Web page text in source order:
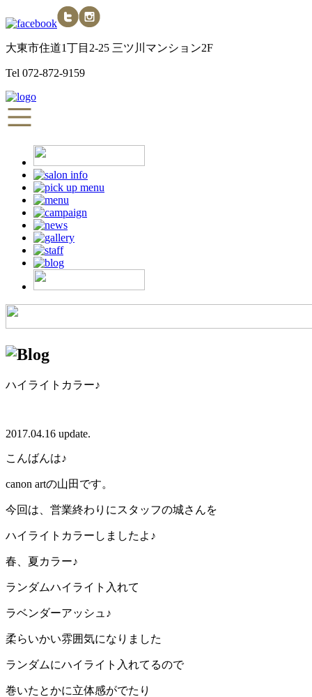
大東市住道1丁目2-25 三ツ川マンション2F
Tel 072-872-9159
ハイライトカラー♪
2017.04.16 update.
こんばんは♪
canon artの山田です。
今回は、営業終わりにスタッフの城さんを
ハイライトカラーしましたよ♪
春、夏カラー♪
ランダムハイライト入れて
ラベンダーアッシュ♪
柔らいかい雰囲気になりました
ランダムにハイライト入れてるので
巻いたとかに立体感がでたり